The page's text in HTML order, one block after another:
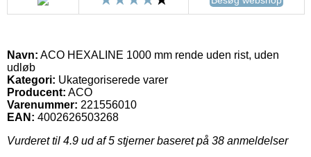
Navn: ACO HEXALINE 1000 mm rende uden rist, uden
udløb
Kategori: Ukategoriserede varer
Producent: ACO
Varenummer: 221556010
EAN: 4002626503268
Vurderet til 4.9 ud af 5 stjerner baseret på 38 anmeldelser